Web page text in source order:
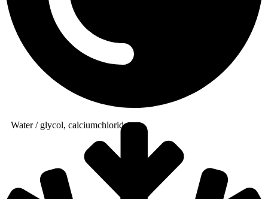
Water / glycol, calciumchloride